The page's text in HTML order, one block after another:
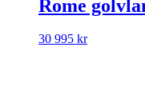
Rome
30 995 kr